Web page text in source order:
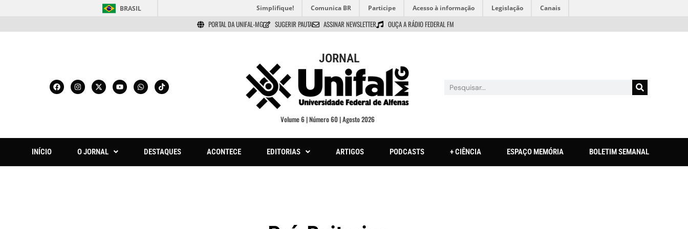
BRASIL Simplifique! Comunica BR Participe Acesso à informação Legislação Canais
PORTAL DA UNIFAL-MG SUGERIR PAUTA ASSINAR NEWSLETTER OUÇA A RÁDIO FEDERAL FM
JORNAL
Volume 6 | Número 60 | Agosto 2026
INÍCIO O JORNAL DESTAQUES ACONTECE EDITORIAS ARTIGOS PODCASTS + CIÊNCIA ESPAÇO MEMÓRIA BOLETIM SEMANAL